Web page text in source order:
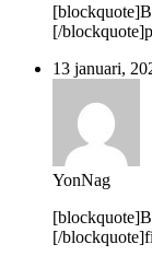
[/
13 januari,
YonNag
[/